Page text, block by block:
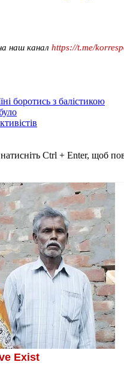
наш канал https://t.me/
боротись з балістикою
Ctrl + Enter, щоб